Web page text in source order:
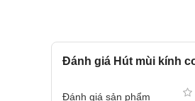
Hút mùi Chef's EH-
Đánh giá Hút mùi kính
Đánh giá sản phẩm